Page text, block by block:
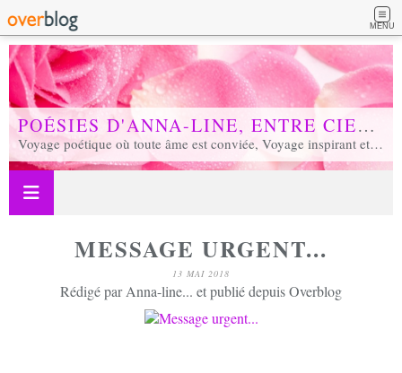
MENU
POÉSIES D'ANNA-LINE, ENTRE CIEL ET TERRE...
Voyage poétique où toute âme est conviée, Voyage inspirant et inspiré, Voyage en soi et d'unité, Voyage au coeur de notre réalité...
MESSAGE URGENT...
13 MAI 2018
Rédigé par Anna-line... et publié depuis Overblog